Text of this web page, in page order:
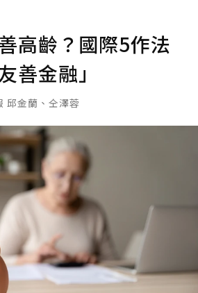
高齡？國際5作法
善金融」
邱金蘭、仝澤蓉